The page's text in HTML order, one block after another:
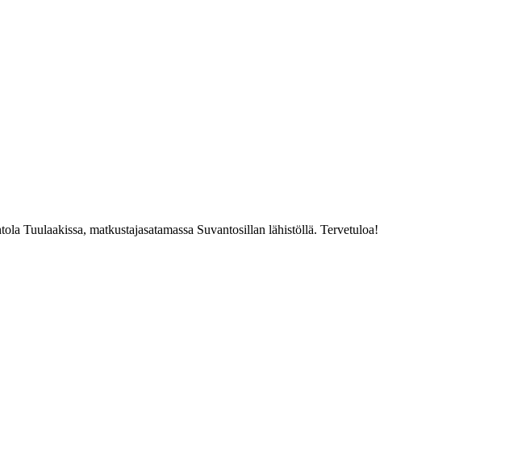
Tuulaakissa, matkustajasatamassa Suvantosillan lähistöllä. Tervetuloa!